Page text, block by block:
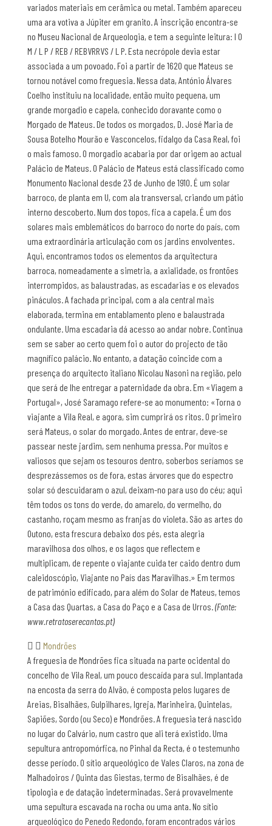
variados materiais em cerâmica ou metal. Também apareceu
uma ara votiva a Júpiter em granito. A inscrição encontra-se
no Museu Nacional de Arqueologia, e tem a seguinte leitura: I O
M / L P / REB / REBVRRVS / L P. Esta necrópole devia estar
associada a um povoado. Foi a partir de 1620 que Mateus se
tornou notável como freguesia. Nessa data, António Álvares
Coelho instituiu na localidade, então muito pequena, um
grande morgadio e capela, conhecido doravante como o
Morgado de Mateus. De todos os morgados, D. José Maria de
Sousa Botelho Mourão e Vasconcelos, fidalgo da Casa Real, foi
o mais famoso. O morgadio acabaria por dar origem ao actual
Palácio de Mateus. O Palácio de Mateus está classificado como
Monumento Nacional desde 23 de Junho de 1910. É um solar
barroco, de planta em U, com ala transversal, criando um pátio
interno descoberto. Num dos topos, fica a capela. É um dos
solares mais emblemáticos do barroco do norte do país, com
uma extraordinária articulação com os jardins envolventes.
Aqui, encontramos todos os elementos da arquitectura
barroca, nomeadamente a simetria, a axialidade, os frontões
interrompidos, as balaustradas, as escadarias e os elevados
pináculos. A fachada principal, com a ala central mais
elaborada, termina em entablamento pleno e balaustrada
ondulante. Uma escadaria dá acesso ao andar nobre. Continua
sem se saber ao certo quem foi o autor do projecto de tão
magnífico palácio. No entanto, a datação coincide com a
presença do arquitecto italiano Nicolau Nasoni na região, pelo
que será de lhe entregar a paternidade da obra. Em «Viagem a
Portugal», José Saramago refere-se ao monumento: «Torna o
viajante a Vila Real, e agora, sim cumprirá os ritos. O primeiro
será Mateus, o solar do morgado. Antes de entrar, deve-se
passear neste jardim, sem nenhuma pressa. Por muitos e
valiosos que sejam os tesouros dentro, soberbos seríamos se
desprezássemos os de fora, estas árvores que do espectro
solar só descuidaram o azul, deixam-no para uso do céu; aqui
têm todos os tons do verde, do amarelo, do vermelho, do
castanho, roçam mesmo as franjas do violeta. São as artes do
Outono, esta frescura debaixo dos pés, esta alegria
maravilhosa dos olhos, e os lagos que reflectem e
multiplicam, de repente o viajante cuida ter caido dentro dum
caleidoscópio, Viajante no País das Maravilhas.» Em termos
de património edificado, para além do Solar de Mateus, temos
a Casa das Quartas, a Casa do Paço e a Casa de Urros.(Fonte:
www.retratoserecantos.pt)
Mondrões
A freguesia de Mondrões fica situada na parte ocidental do
concelho de Vila Real, um pouco descaída para sul. Implantada
na encosta da serra do Alvão, é composta pelos lugares de
Areias, Bisalhães, Gulpilhares, Igreja, Marinheira, Quintelas,
Sapiões, Sordo (ou Seco) e Mondrões. A freguesia terá nascido
no lugar do Calvário, num castro que ali terá existido. Uma
sepultura antropomórfica, no Pinhal da Recta, é o testemunho
desse período. O sítio arqueológico de Vales Claros, na zona de
Malhadoiros / Quinta das Giestas, termo de Bisalhães, é de
tipologia e de datação indeterminadas. Será provavelmente
uma sepultura escavada na rocha ou uma anta. No sítio
arqueológico do Penedo Redondo, foram encontrados vários